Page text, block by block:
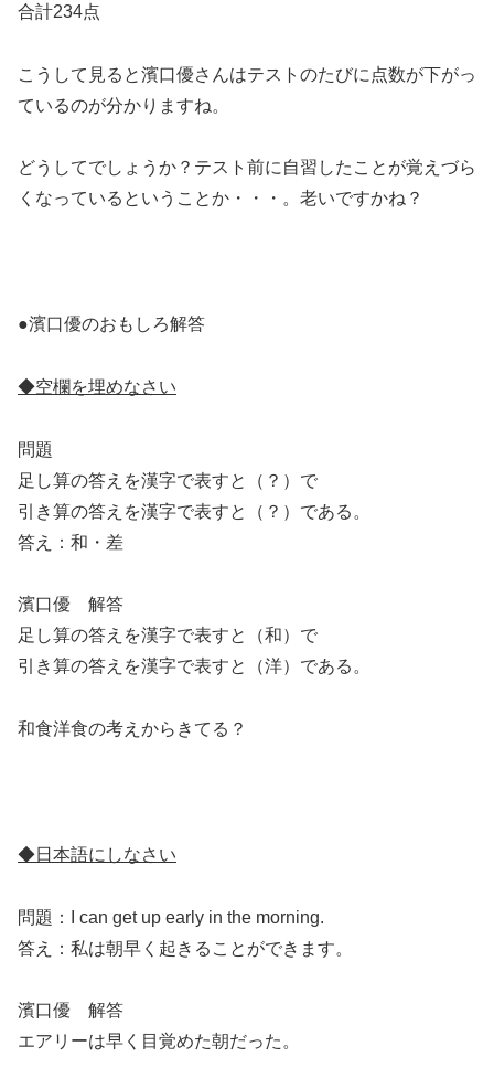
合計234点
こうして見ると濱口優さんはテストのたびに点数が下がっ
ているのが分かりますね。
どうしてでしょうか？テスト前に自習したことが覚えづら
くなっているということか・・・。老いですかね？
●濱口優のおもしろ解答
◆空欄を埋めなさい
問題
足し算の答えを漢字で表すと（？）で
引き算の答えを漢字で表すと（？）である。
答え：和・差
濱口優 解答
足し算の答えを漢字で表すと（和）で
引き算の答えを漢字で表すと（洋）である。
和食洋食の考えからきてる？
◆日本語にしなさい
問題：I can get up early in the morning.
答え：私は朝早く起きることができます。
濱口優 解答
エアリーは早く目覚めた朝だった。